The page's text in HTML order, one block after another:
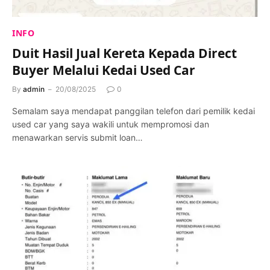
INFO
Duit Hasil Jual Kereta Kepada Direct
Buyer Melalui Kedai Used Car
By admin 20/08/2025 0
Semalam saya mendapat panggilan telefon dari pemilik kedai
used car yang saya wakili untuk mempromosi dan
menawarkan servis submit loan…